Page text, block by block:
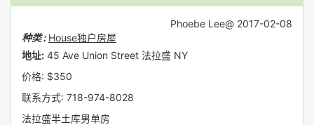
Phoebe Lee@ 2017-02-08
种类 : House独户房屋
地址: 45 Ave Union Street 法拉盛 NY
价格: $350
联系方式: 718-974-8028
法拉盛半土库男单房